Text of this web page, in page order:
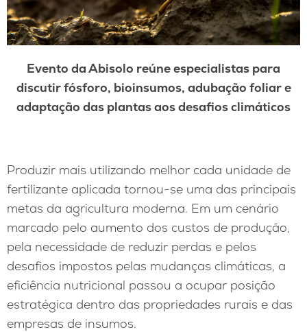
Evento da Abisolo reúne especialistas para
discutir fósforo, bioinsumos, adubação foliar e
adaptação das plantas aos desafios climáticos
Produzir mais utilizando melhor cada unidade de
fertilizante aplicada tornou-se uma das principais
metas da agricultura moderna. Em um cenário
marcado pelo aumento dos custos de produção,
pela necessidade de reduzir perdas e pelos
desafios impostos pelas mudanças climáticas, a
eficiência nutricional passou a ocupar posição
estratégica dentro das propriedades rurais e das
empresas de insumos.